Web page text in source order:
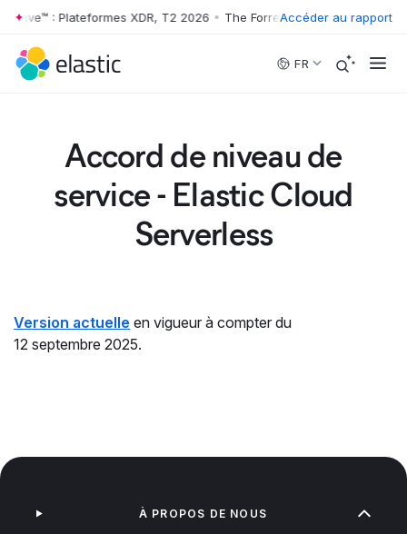
Skip to main content
Wave™ : Plateformes XDR, T2 2026 • The Forrester Wave™ :
Accéder au rapport
FR
Accord de niveau de
service - Elastic Cloud
Serverless
Version actuelle en vigueur à compter du
12 septembre 2025.
À PROPOS DE NOUS